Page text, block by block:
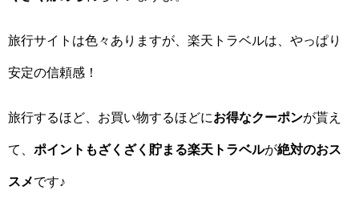
旅行サイトは色々ありますが、楽天トラベルは、やっぱり
安定の信頼感！
旅行するほど、お買い物するほどにお得なクーポンが貰え
て、 ポイントもざくざく貯まる楽天トラベルが絶対のおス
スメです♪